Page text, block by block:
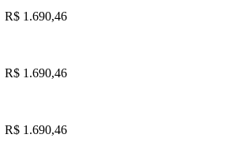
R$ 1.690,46
R$ 1.690,46
R$ 1.690,46